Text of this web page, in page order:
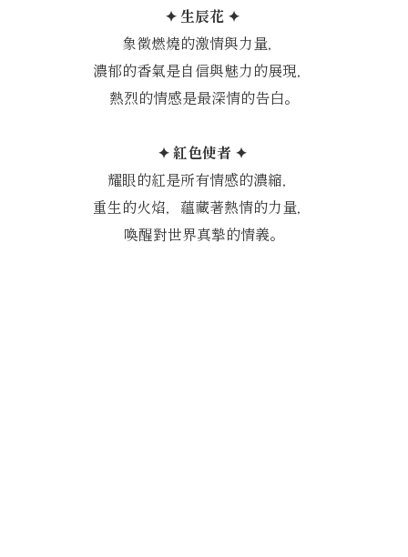
✦ 生辰花 ✦
象徵燃燒的激情與力量，
濃郁的香氣是自信與魅力的展現，
熱烈的情感是最深情的告白。
✦ 紅色使者 ✦
耀眼的紅是所有情感的濃縮，
重生的火焰，蘊藏著熱情的力量，
喚醒對世界真摯的情義。